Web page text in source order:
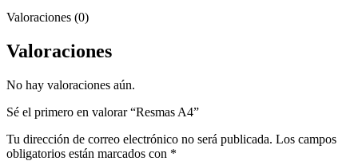
Valoraciones (0)
Valoraciones
No hay valoraciones aún.
Sé el primero en valorar “Resmas A4”
Tu dirección de correo electrónico no será publicada. Los campos
obligatorios están marcados con *